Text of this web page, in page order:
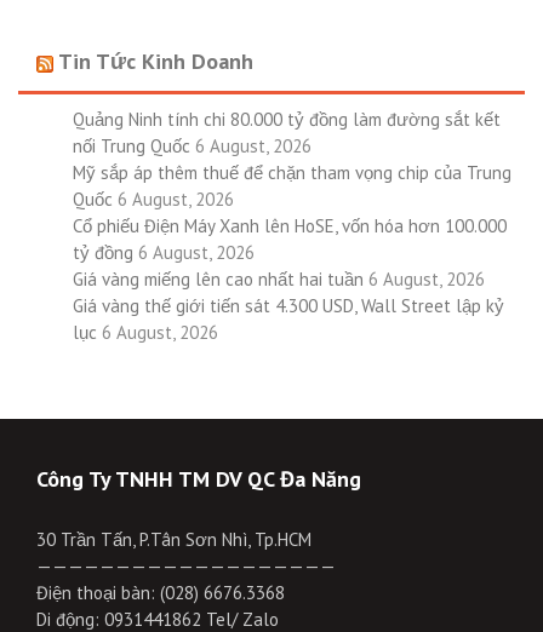
Tin Tức Kinh Doanh
Quảng Ninh tính chi 80.000 tỷ đồng làm đường sắt kết
nối Trung Quốc 6 August, 2026
Mỹ sắp áp thêm thuế để chặn tham vọng chip của Trung
Quốc 6 August, 2026
Cổ phiếu Điện Máy Xanh lên HoSE, vốn hóa hơn 100.000
tỷ đồng 6 August, 2026
Giá vàng miếng lên cao nhất hai tuần 6 August, 2026
Giá vàng thế giới tiến sát 4.300 USD, Wall Street lập kỷ
lục 6 August, 2026
Công Ty TNHH TM DV QC Đa Năng
30 Trần Tấn, P.Tân Sơn Nhì, Tp.HCM
———————————————————
Điện thoại bàn: (028) 6676.3368
Di động: 0931441862 Tel/ Zalo